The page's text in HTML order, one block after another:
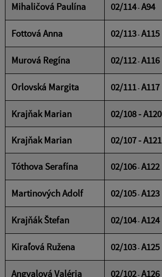
Mihaličová Paulína 02/114- A94
Fottová Anna 02/113- A115
Murová Regína 02/112- A116
Orlovská Margita 02/111 - A117
Krajňak Marian 02/108 - A120
Krajňak Marian 02/107 - A121
Tóthova Serafína 02/106- A122
Martinových Adolf 02/105- A123
Krajňák Štefan 02/104- A124
Kiraľová Ružena 02/103- A125
Angyalová Valéria 02/102- A126